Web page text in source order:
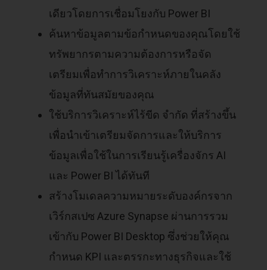
เดียวโดยการเชื่อมโยงกับ Power BI
ค้นหาข้อมูลตามข้อกำหนดของคุณโดยใช้
ทรัพยากรตามความต้องการหรือจัด
เตรียมเพื่อทำการวิเคราะห์ภายในคลัง
ข้อมูลที่ทันสมัยของคุณ
ใช้บริการวิเคราะห์ไร้ขีด จำกัด ที่สร้างขึ้น
เพื่อนำเข้าเตรียมจัดการและให้บริการ
ข้อมูลเพื่อใช้ในการเรียนรู้เครื่องจักร AI
และ Power BI ได้ทันที
สร้างโมเดลความหมายระดับองค์กรจาก
เวิร์กสเปซ Azure Synapse ผ่านการรวม
เข้ากับ Power BI Desktop ซึ่งช่วยให้คุณ
กำหนด KPI และตรรกะทางธุรกิจและใช้